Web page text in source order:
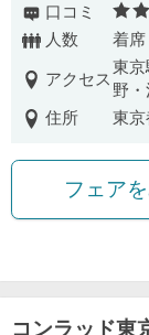
口コミ
人数
着席
アクセス
東京
野
住所
東京
フェア
コンラッド東